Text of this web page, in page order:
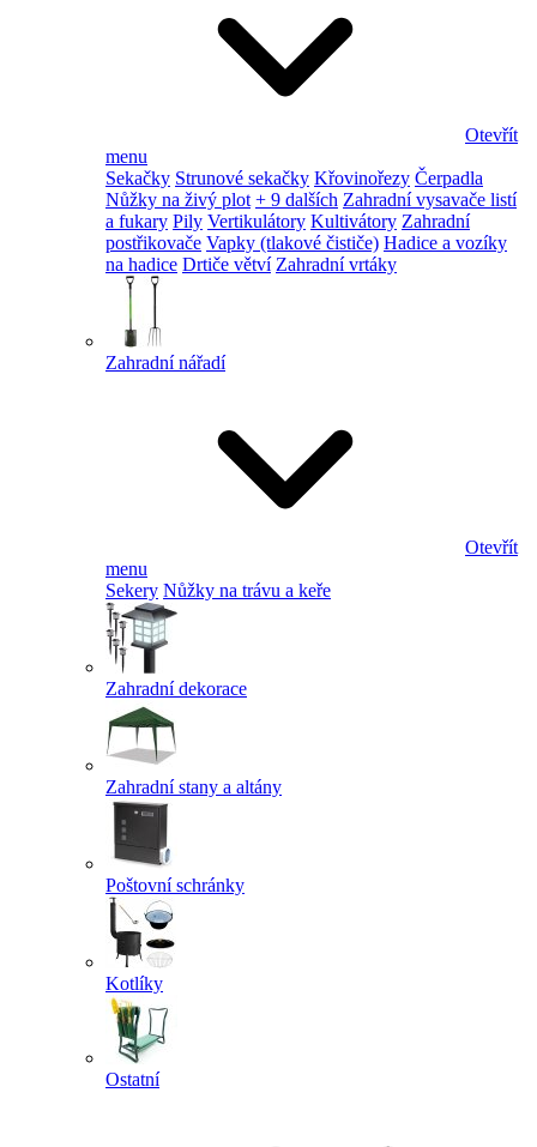
Otevřít
menu
Sekačky Strunové sekačky Křovinořezy Čerpadla
Nůžky na živý plot + 9 dalších Zahradní vysavače listí
a fukary Pily Vertikulátory Kultivátory Zahradní
postřikovače Vapky (tlakové čističe) Hadice a vozíky
na hadice Drtiče větví Zahradní vrtáky
Zahradní nářadí
Otevřít
menu
Sekery Nůžky na trávu a keře
Zahradní dekorace
Zahradní stany a altány
Poštovní schránky
Kotlíky
Ostatní